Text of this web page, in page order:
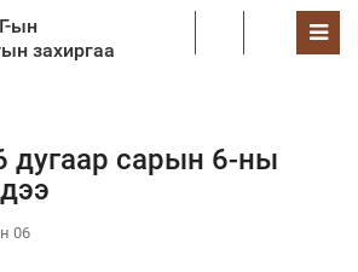
ын
захиргаа
дугаар сарын 6-ны
06